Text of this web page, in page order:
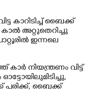
കാറിടിച്ച് ബൈക്ക്
കാൽ അറ്റുതെറിച്ചു
ഇന്നലെ
ഗുരുതര
നിയന്ത്രണം വിട്ട്
പരിക്ക്,​ ബൈക്ക്